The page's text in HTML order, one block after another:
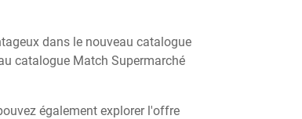
dans le nouveau catalogue
catalogue Match Supermarché
également explorer l'offre